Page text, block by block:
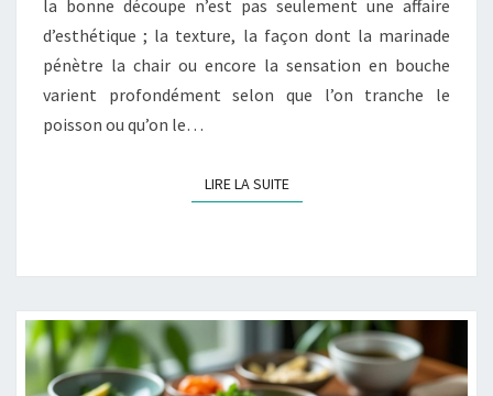
la bonne découpe n’est pas seulement une affaire
d’esthétique ; la texture, la façon dont la marinade
pénètre la chair ou encore la sensation en bouche
varient profondément selon que l’on tranche le
poisson ou qu’on le…
LIRE LA SUITELIRE LA SUITE